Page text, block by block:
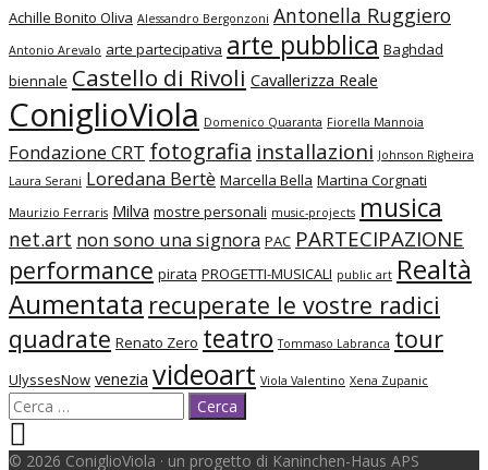
Achille Bonito Oliva Alessandro Bergonzoni Antonella Ruggiero
Antonio Arevalo arte partecipativa arte pubblica Baghdad
biennale Castello di Rivoli Cavallerizza Reale
ConiglioViola Domenico Quaranta Fiorella Mannoia
Fondazione CRT fotografia installazioni Johnson Righeira
Laura Serani Loredana Bertè Marcella Bella Martina Corgnati
Maurizio Ferraris Milva mostre personali music-projects musica
net.art non sono una signora PAC PARTECIPAZIONE
performance pirata PROGETTI-MUSICALI public art Realtà
Aumentata recuperate le vostre radici
quadrate Renato Zero teatro Tommaso Labranca tour
UlyssesNow venezia videoart Viola Valentino Xena Zupanic
© 2026 ConiglioViola · un progetto di Kaninchen-Haus APS